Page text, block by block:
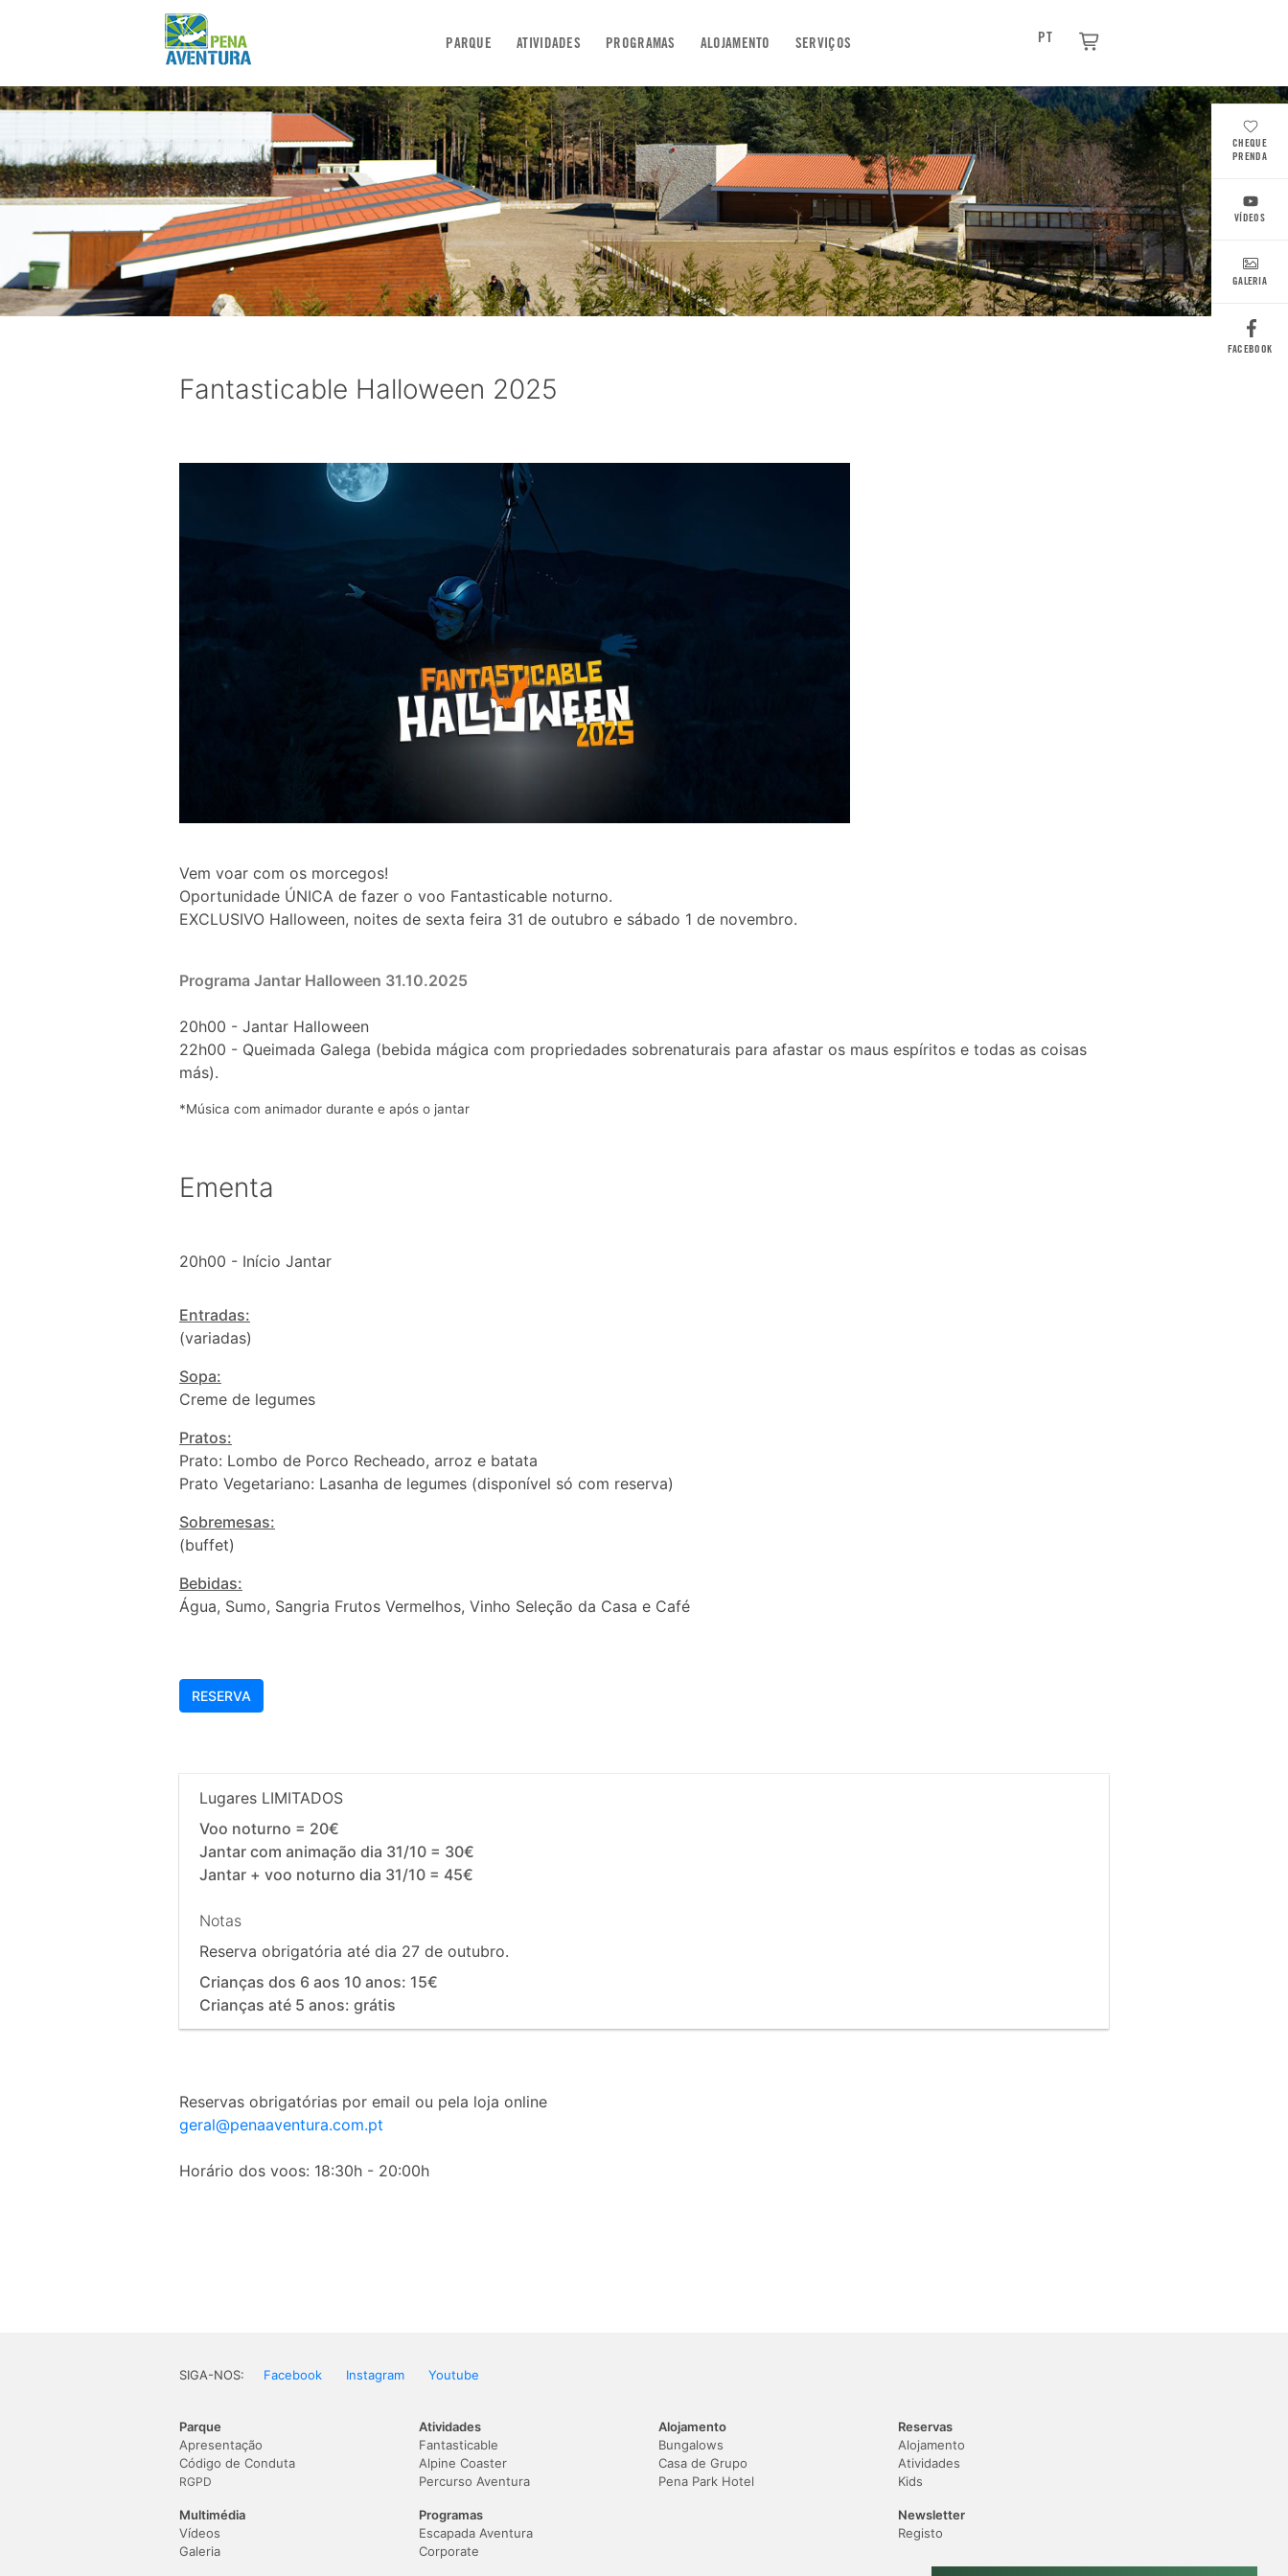
PARQUE ATIVIDADES PROGRAMAS ALOJAMENTO SERVIÇOS PT
Fantasticable Halloween 2025
Vem voar com os morcegos!
Oportunidade ÚNICA de fazer o voo Fantasticable noturno.
EXCLUSIVO Halloween, noites de sexta feira 31 de outubro e sábado 1 de novembro.
Programa Jantar Halloween 31.10.2025
20h00 - Jantar Halloween
22h00 - Queimada Galega (bebida mágica com propriedades sobrenaturais para afastar os maus espíritos e todas as coisas
más).
*Música com animador durante e após o jantar
Ementa
20h00 - Início Jantar
Entradas:
(variadas)
Sopa:
Creme de legumes
Pratos:
Prato: Lombo de Porco Recheado, arroz e batata
Prato Vegetariano: Lasanha de legumes (disponível só com reserva)
Sobremesas:
(buffet)
Bebidas:
Água, Sumo, Sangria Frutos Vermelhos, Vinho Seleção da Casa e Café
RESERVA
Lugares LIMITADOS
Voo noturno = 20€
Jantar com animação dia 31/10 = 30€
Jantar + voo noturno dia 31/10 = 45€
Notas
Reserva obrigatória até dia 27 de outubro.
Crianças dos 6 aos 10 anos: 15€
Crianças até 5 anos: grátis
Reservas obrigatórias por email ou pela loja online
geral@penaaventura.com.pt
Horário dos voos: 18:30h - 20:00h
CHEQUE
PRENDA
VÍDEOS
GALERIA
FACEBOOK
SIGA-NOS: Facebook Instagram Youtube
Parque
Apresentação
Código de Conduta
RGPD
Multimédia
Vídeos
Galeria
Atividades
Fantasticable
Alpine Coaster
Percurso Aventura
Programas
Escapada Aventura
Corporate
Alojamento
Bungalows
Casa de Grupo
Pena Park Hotel
Reservas
Alojamento
Atividades
Kids
Newsletter
Registo